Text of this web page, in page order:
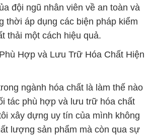
đội ngũ nhân viên về an toàn và
thời áp dụng các biện pháp kiểm
thải một cách hiệu quả.
Hợp và Lưu Trữ Hóa Chất Hiện
ngành hóa chất là làm thế nào
tác phù hợp và lưu trữ hóa chất
xây dựng uy tín của mình không
lượng sản phẩm mà còn qua sự